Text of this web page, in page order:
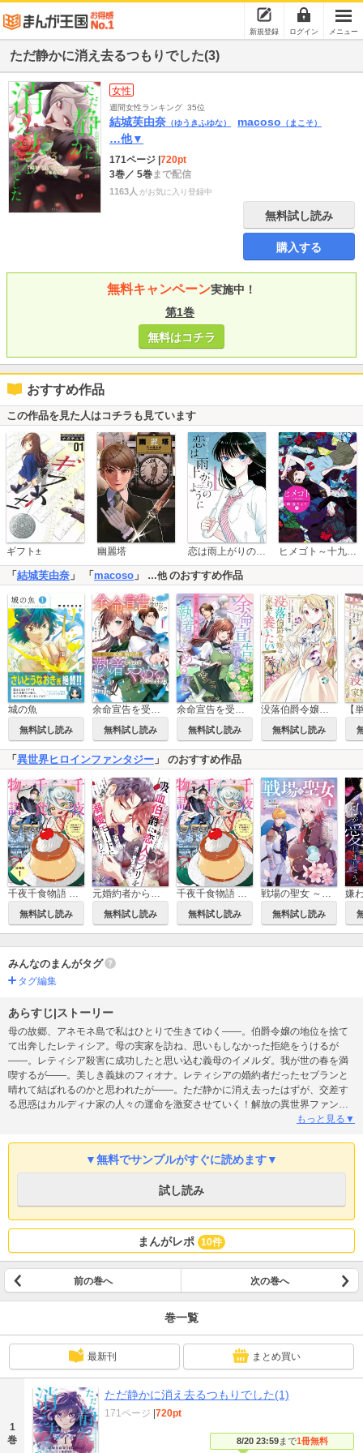
新規登録 ログイン メニュー
ただ静かに消え去るつもりでした(3)
女性
週間女性ランキング 35位
結城芙由奈 （ゆうきふゆな） macoso （まこそ）
…他▼
171ページ 720pt
3巻／ 5巻まで配信
1163人 がお気に入り登録中
無料試し読み
購入する
無料キャンペーン実施中！
第1巻
無料はコチラ
おすすめ作品
この作品を見た人はコチラも見ています
ギフト± 幽麗塔 恋は雨上がりのように ヒメゴト～十九歳の制服～
「 結城芙由奈 」 「 macoso 」 …他のおすすめ作品
城の魚
無料試し読み
余命宣告を受けたので私を顧みない家族と婚約者に執着するのをやめることにしました
無料試し読み
余命宣告を受けたので私を顧みない家族と婚約者に執着するのをやめることにしました（分冊版）
無料試し読み
没落伯爵令嬢は家族を養いたい@COMIC
無料試し読み
「 異世界ヒロインファンタジー 」 のおすすめ作品
千夜千食物語 ～敗国の姫ですが氷の皇子殿下がどうも溺愛してくれています～ 分冊版
無料試し読み
元婚約者から逃げるため吸血伯爵に恋人のフリをお願いしたら、なぜか溺愛モードになりました
無料試し読み
千夜千食物語 ～敗国の姫ですが氷の皇子殿下がどうも溺愛してくれています～
無料試し読み
戦場の聖女 ～妹の代わりに公爵騎士に嫁ぐことになりましたが、今は幸せです～
無料試し読み
みんなのまんがタグ
タグ編集
あらすじ|ストーリー
母の故郷、アネモネ島で私はひとりで生きてゆく――。伯爵令嬢の地位を捨て
て出奔したレティシア。母の実家を訪ね、思いもしなかった拒絶をうけるが
――。レティシア殺害に成功したと思い込む義母のイメルダ。我が世の春を満
喫するが――。美しき義妹のフィオナ。レティシアの婚約者だったセブランと
晴れて結ばれるのかと思われたが――。ただ静かに消え去ったはずが、交差す
る思惑はカルディナ家の人々の運命を激変させていく！解放の異世界ファンタ
もっと見る▼
▼無料でサンプルがすぐに読めます▼
試し読み
まんがレポ 10件
前の巻へ 次の巻へ
巻一覧
最新刊 まとめ買い
1
巻
ただ静かに消え去るつもりでした(1)
8/20 23:59まで1冊無料
171ページ 720pt